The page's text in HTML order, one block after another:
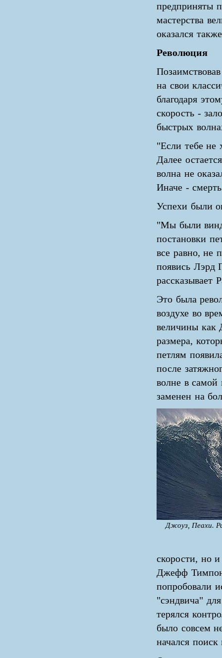
предприняты
мастерства
оказался
Революция
на свои
благодаря
скорость -
быстрых
"Если тебе не
Далее
волна не
Иначе -
Успехи были
"Мы были
постановки
все равно, не
появись Лэрд
рассказывает
Это была
воздухе во
величины как
размера,
петлям
после
волне в самой
заменен на
Джоуз, Пеахи.
скорости, но
Джефф
попробовали
"сэндвича"
терялся
было совсем
начался